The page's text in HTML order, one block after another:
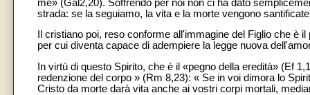
me» (Gal2,20). Soffrendo per noi non ci ha dato
strada: se la seguiamo, la vita e la morte vengono
Il cristiano poi, reso conforme all'immagine del Figlio che è
per cui diventa capace di adempiere la legge nuova
In virtù di questo Spirito, che è il «pegno della eredità» (Ef
redenzione del corpo » (Rm 8,23): « Se in voi dimora lo
Cristo da morte darà vita anche ai vostri corpi mortali,